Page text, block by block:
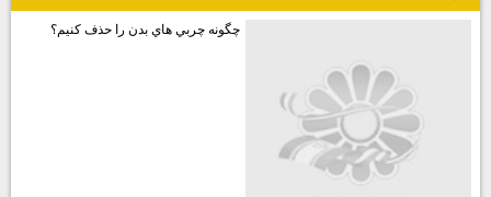
چگونه چربي هاي بدن را حذف كنيم؟